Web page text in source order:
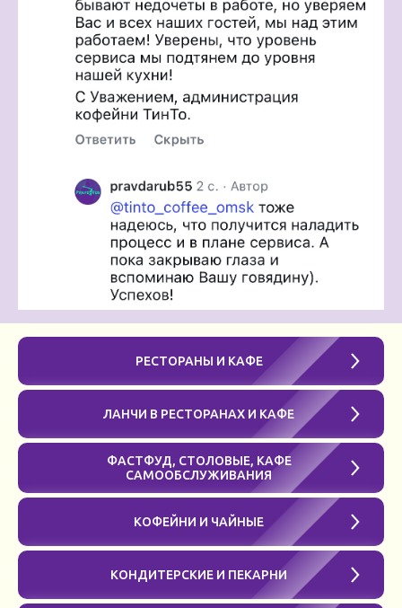
РЕСТОРАНЫ И КАФЕ
ЛАНЧИ В РЕСТОРАНАХ И КАФЕ
ФАСТФУД, СТОЛОВЫЕ, КАФЕ
САМООБСЛУЖИВАНИЯ
КОФЕЙНИ И ЧАЙНЫЕ
КОНДИТЕРСКИЕ И ПЕКАРНИ